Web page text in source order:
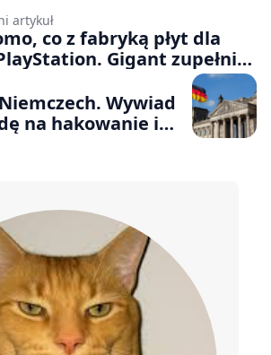
artykuł
co z fabryką płyt dla
Gigant zupełnie
profil zakładu
Wywiad
na hakowanie i